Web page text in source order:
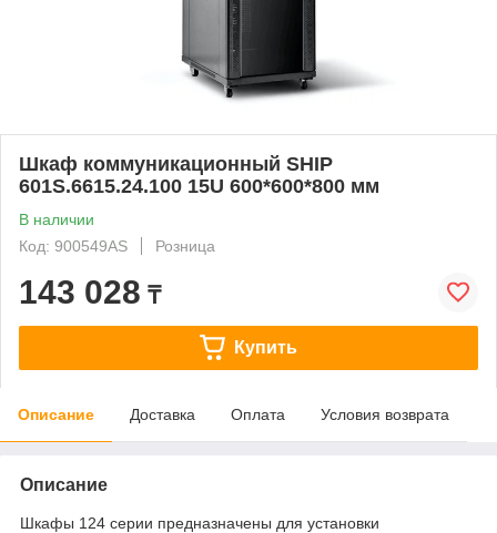
Шкаф коммуникационный SHIP
601S.6615.24.100 15U 600*600*800 мм
В наличии
Код: 900549AS
Розница
143 028 ₸
Купить
Описание Доставка Оплата Условия возврата
Описание
Шкафы 124 серии предназначены для установки